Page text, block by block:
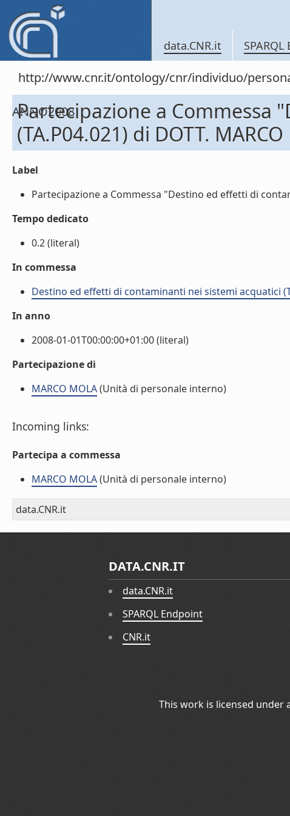
data.CNR.it
http://www.cnr.it/ontology/cnr/individuo/
ANNO2008
Partecipazione a Commessa
(TA.P04.021) di DOTT.
Label
Partecipazione a Commessa "Destino ed effetti di
Tempo dedicato
0.2 (literal)
In commessa
Destino ed effetti di contaminanti nei sistemi acquatici
In anno
2008-01-01T00:00:00+01:00 (literal)
Partecipazione di
MARCO MOLA(Unità di personale interno)
Incoming links:
Partecipa a commessa
MARCO MOLA(Unità di personale interno)
data.CNR.it
DATA.CNR.IT
data.CNR.it
SPARQL Endpoint
CNR.it
This work is licensed under